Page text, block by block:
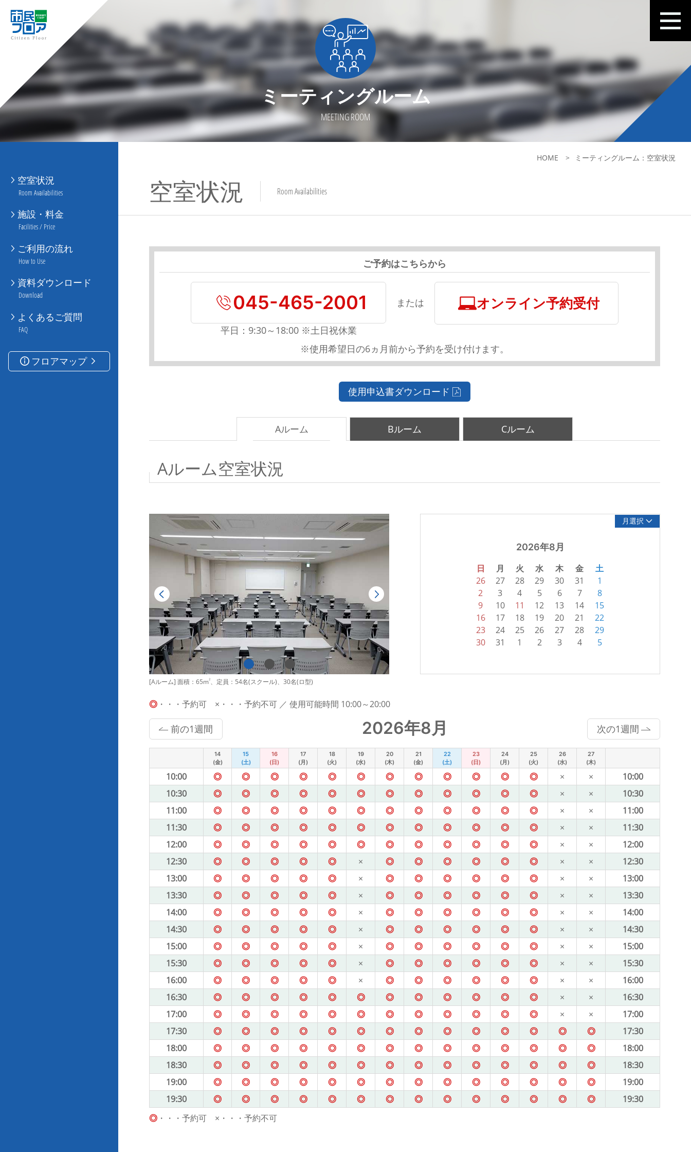
ミーティングルーム
MEETING ROOM
空室状況
Room Availabilities
施設・料金
Facilities / Price
ご利用の流れ
How to Use
資料ダウンロード
Download
よくあるご質問
FAQ
フロアマップ
HOME ミーティングルーム：空室状況
空室状況 Room Availabilities
ご予約はこちらから
045-465-2001
平日：9:30～18:00 ※土日祝休業
または オンライン予約受付
※使用希望日の6ヵ月前から予約を受け付けます。
使用申込書ダウンロード
Aルーム Bルーム Cルーム
Aルーム空室状況
[Aルーム] 面積：65m2、定員：54名(スクール)、30名(ロ型)
月選択
2026年8月
日 月 火 水 木 金 土
26 27 28 29 30 31
1
2
3 4 5 6 7
8
9
10 11 12 13 14
15
16
17 18 19 20 21
22
23
24 25 26 27 28
29
30
31 1 2 3 4 5
◎ ・・・予約可 ×・・・予約不可 ／ 使用可能時間 10:00～20:00
2026年8月
前の1週間 次の1週間
14
(金)
15
(土)
16
(日)
17
(月)
18
(火)
19
(水)
20
(木)
21
(金)
22
(土)
23
(日)
24
(月)
25
(火)
26
(水)
27
(木)
10:00 ◎ ◎ ◎ ◎ ◎ ◎ ◎ ◎ ◎ ◎ ◎ ◎ × ×
10:00
10:30
◎ ◎ ◎ ◎ ◎ ◎ ◎ ◎ ◎ ◎ ◎ ◎ × ×
10:30
11:00
◎ ◎ ◎ ◎ ◎ ◎ ◎ ◎ ◎ ◎ ◎ ◎ × ×
11:00
11:30
◎ ◎ ◎ ◎ ◎ ◎ ◎ ◎ ◎ ◎ ◎ ◎ × ×
11:30
12:00
◎ ◎ ◎ ◎ ◎ ◎ ◎ ◎ ◎ ◎ ◎ ◎ × ×
12:00
12:30
◎ ◎ ◎ ◎ ◎ × ◎ ◎ ◎ ◎ ◎ ◎ × ×
12:30
13:00
◎ ◎ ◎ ◎ ◎ × ◎ ◎ ◎ ◎ ◎ ◎ × ×
13:00
13:30
◎ ◎ ◎ ◎ ◎ × ◎ ◎ ◎ ◎ ◎ ◎ × ×
13:30
14:00
◎ ◎ ◎ ◎ ◎ × ◎ ◎ ◎ ◎ ◎ ◎ × ×
14:00
14:30
◎ ◎ ◎ ◎ ◎ × ◎ ◎ ◎ ◎ ◎ ◎ × ×
14:30
15:00
◎ ◎ ◎ ◎ ◎ × ◎ ◎ ◎ ◎ ◎ ◎ × ×
15:00
15:30
◎ ◎ ◎ ◎ ◎ × ◎ ◎ ◎ ◎ ◎ ◎ × ×
15:30
16:00
◎ ◎ ◎ ◎ ◎ × ◎ ◎ ◎ ◎ ◎ ◎ × ×
16:00
16:30
◎ ◎ ◎ ◎ ◎ ◎ ◎ ◎ ◎ ◎ ◎ ◎ × ×
16:30
17:00
◎ ◎ ◎ ◎ ◎ ◎ ◎ ◎ ◎ ◎ ◎ ◎ × ×
17:00
17:30
◎ ◎ ◎ ◎ ◎ ◎ ◎ ◎ ◎ ◎ ◎ ◎ ◎ ◎
17:30
18:00
◎ ◎ ◎ ◎ ◎ ◎ ◎ ◎ ◎ ◎ ◎ ◎ ◎ ◎
18:00
18:30
◎ ◎ ◎ ◎ ◎ ◎ ◎ ◎ ◎ ◎ ◎ ◎ ◎ ◎
18:30
19:00
◎ ◎ ◎ ◎ ◎ ◎ ◎ ◎ ◎ ◎ ◎ ◎ ◎ ◎
19:00
19:30
◎ ◎ ◎ ◎ ◎ ◎ ◎ ◎ ◎ ◎ ◎ ◎ ◎ ◎
19:30
◎ ・・・予約可 ×・・・予約不可